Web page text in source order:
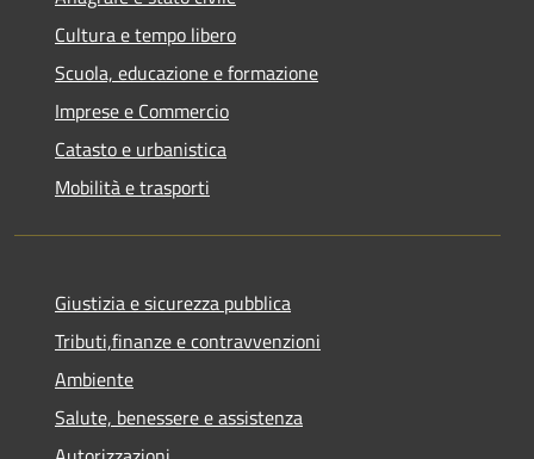
Cultura e tempo libero
Scuola, educazione e formazione
Imprese e Commercio
Catasto e urbanistica
Mobilità e trasporti
Giustizia e sicurezza pubblica
Tributi,finanze e contravvenzioni
Ambiente
Salute, benessere e assistenza